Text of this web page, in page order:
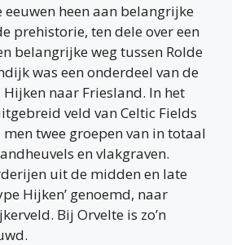
heen aan belangrijke
prehistorie, ten dele over een
belangrijke weg tussen Rolde
was een onderdeel van de
Hijken naar Friesland. In het
veld van Celtic Fields
twee groepen van in totaal
en vlakgraven.
uit de midden en late
Hijken’ genoemd, naar
Bij Orvelte is zo’n